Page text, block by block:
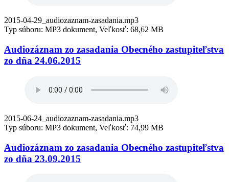
2015-04-29_audiozaznam-zasadania.mp3
Typ súboru: MP3 dokument, Veľkosť: 68,62 MB
Audiozáznam zo zasadania Obecného zastupiteľstva
zo dňa 24.06.2015
2015-06-24_audiozaznam-zasadania.mp3
Typ súboru: MP3 dokument, Veľkosť: 74,99 MB
Audiozáznam zo zasadania Obecného zastupiteľstva
zo dňa 23.09.2015